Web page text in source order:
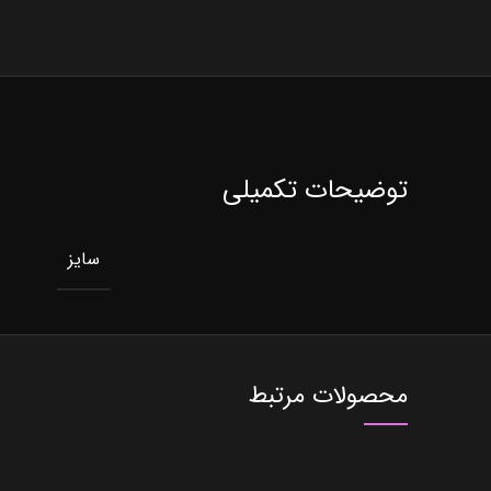
توضیحات تکمیلی
سایز
محصولات مرتبط